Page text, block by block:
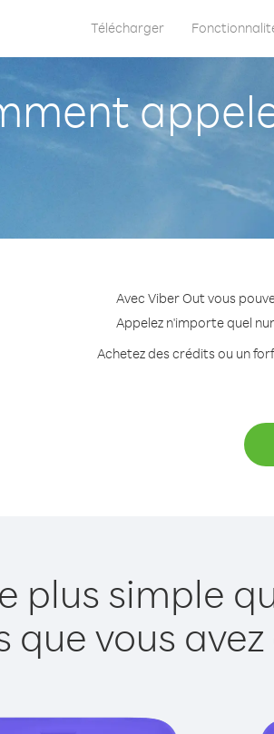
Télécharger
Avec Viber Out vous
Appelez n'importe quel
Achetez des crédits ou un
plus simple
que vous